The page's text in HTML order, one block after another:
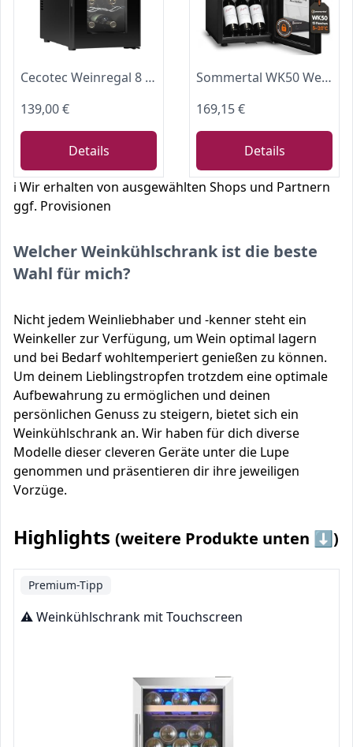
Cecotec Weinregal 8 Flaschen Bolero Grandsommelier 830 Coolcrystal, Thermoelektrische Kühlung, Temperatur einstellbar zwischen 8-18 °C, Touch-Steuerung und Display, LED innen, nicht schädliches Gas
139,00 €
Details
Sommertal WK50 Weinkühlschrank | 15 Fl., 5-20°C, Glastür, UV-Schutz, LED
169,15 €
Details
ℹ️ Wir erhalten von ausgewählten Shops und Partnern
ggf. Provisionen
Welcher Weinkühlschrank ist die beste
Wahl für mich?
Nicht jedem Weinliebhaber und -kenner steht ein
Weinkeller zur Verfügung, um Wein optimal lagern
und bei Bedarf wohltemperiert genießen zu können.
Um deinem Lieblingstropfen trotzdem eine optimale
Aufbewahrung zu ermöglichen und deinen
persönlichen Genuss zu steigern, bietet sich ein
Weinkühlschrank an. Wir haben für dich diverse
Modelle dieser cleveren Geräte unter die Lupe
genommen und präsentieren dir ihre jeweiligen
Vorzüge.
Highlights (weitere Produkte unten ⬇️)
Premium-Tipp
⚠️ Weinkühlschrank mit Touchscreen